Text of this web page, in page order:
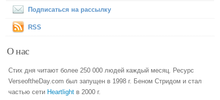
Подписаться на рассылку
RSS
О нас
Стих дня читают более 250 000 людей каждый месяц. Ресурс
VerseoftheDay.com был запущен в 1998 г. Беном Стридом и стал
частью сети Heartlight в 2000 г.